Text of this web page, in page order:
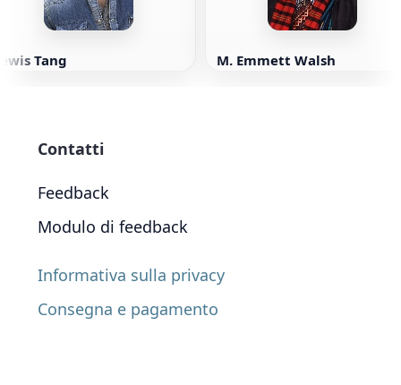
Tang M. Emmett Walsh
Contatti
Feedback
Modulo di feedback
Informativa sulla privacy
Consegna e pagamento